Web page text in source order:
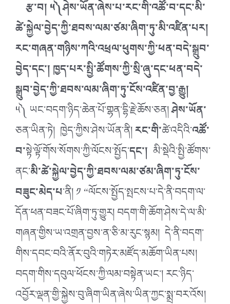
རྩ་བ། ༥༽ཤེས་ཡོན་ཞེས་པ་རང་གི་འཚོ་བ་དང་མི་
ཚེ་སྐྱེལ་བྱེད་ཀྱི་ཐབས་ལམ་ཙམ་ཞིག་ཏུ་མི་འཛིན་པར།
རང་གཞན་གཉིས་ཀའི་འཕྲལ་ཕུགས་ཀྱི་ཕན་བདེ་སྒྲུབ་
བྱེད་དང་། ཁྱད་པར་སྤྱི་ཚོགས་ཀྱི་སྲི་ཞུ་དང་ཕན་བདེ་
སྒྲུབ་བྱེད་ཀྱི་ཐབས་ལམ་ཞིག་ཏུ་ངོས་འཛིན་བྱ་རྒྱུ།
༥༽ ཡང་བདག་ཉིད་ཆེན་པོ་གྷན་དྷི་རྗེ་ཆོས་ཅན།ཤེས་ཡོན་
ཅན་ཡིན་ཏེ། ཁྱེད་ཀྱིས་ཤེས་ཡོན་ནི།རང་གི་ཚེ་འདིའི་འཚོ་
བ་སྟེ་ལྟོ་གོས་སོགས་ཀྱི་ལོངས་སྤྱོད་དང་། མི་སྡེའི་སྤྱི་ཚོགས་
ནང་མི་ཚེ་སྐྱེལ་བྱེད་ཀྱི་ཐབས་ལམ་ཙམ་ཞིག་ཏུ་ངོས་
བཟུང་མེད་པ་ནི། ༡ “ལོངས་སྤྱོད་སྤངས་པ་དེ་ནི་བདག་ལ་
དོན་ཕན་བཟང་པོ་ཞིག་ཏུ་གྱུར། བདག་གི་ཆོག་ཤེས་དེ་ལ་མི་
གཞན་གྱིས་ཡ་འགྲན་བྱས་ན་ཅི་མ་རུང་སྙམ། དེ་ནི་བདག་
གིས་དབང་བའི་ནོར་བུའི་གཏེར་མཛོད་མཆོག་ཡིན་པས།
བདག་གིས་དབུལ་ཕོངས་ཀྱི་ལམ་བསྟེན་ཡང་། རང་ཉིད་
འབྱོར་ལྡན་གྱི་སྐྱེས་བུ་ཞིག་ཡིན་ཞེས་ཡིན་ཀྱང་སྨྲ་བར་འོས།